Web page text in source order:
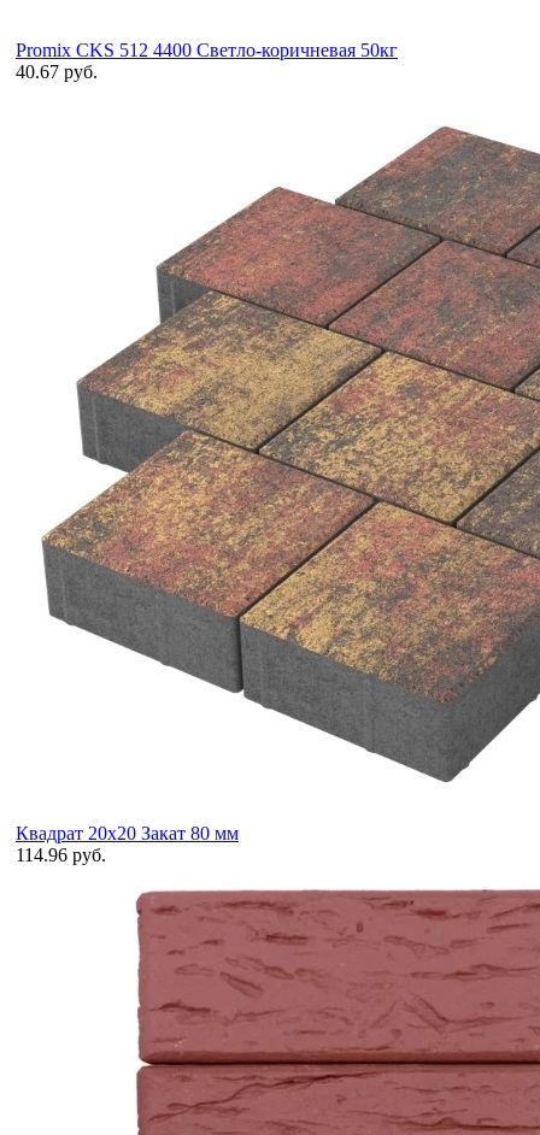
Promix CKS 512 4400 Светло-коричневая 50кг
40.67 руб.
Квадрат 20х20 Закат 80 мм
114.96 руб.